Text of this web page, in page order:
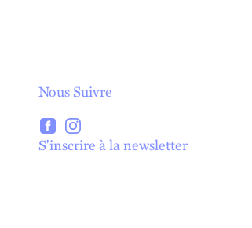
Nous Suivre
lien externe
S'inscrire à la newsletterlien externe